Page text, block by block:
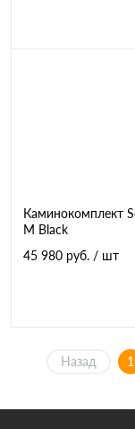
Каминокомплект
M Black
45 980 руб. / шт
Назад 1